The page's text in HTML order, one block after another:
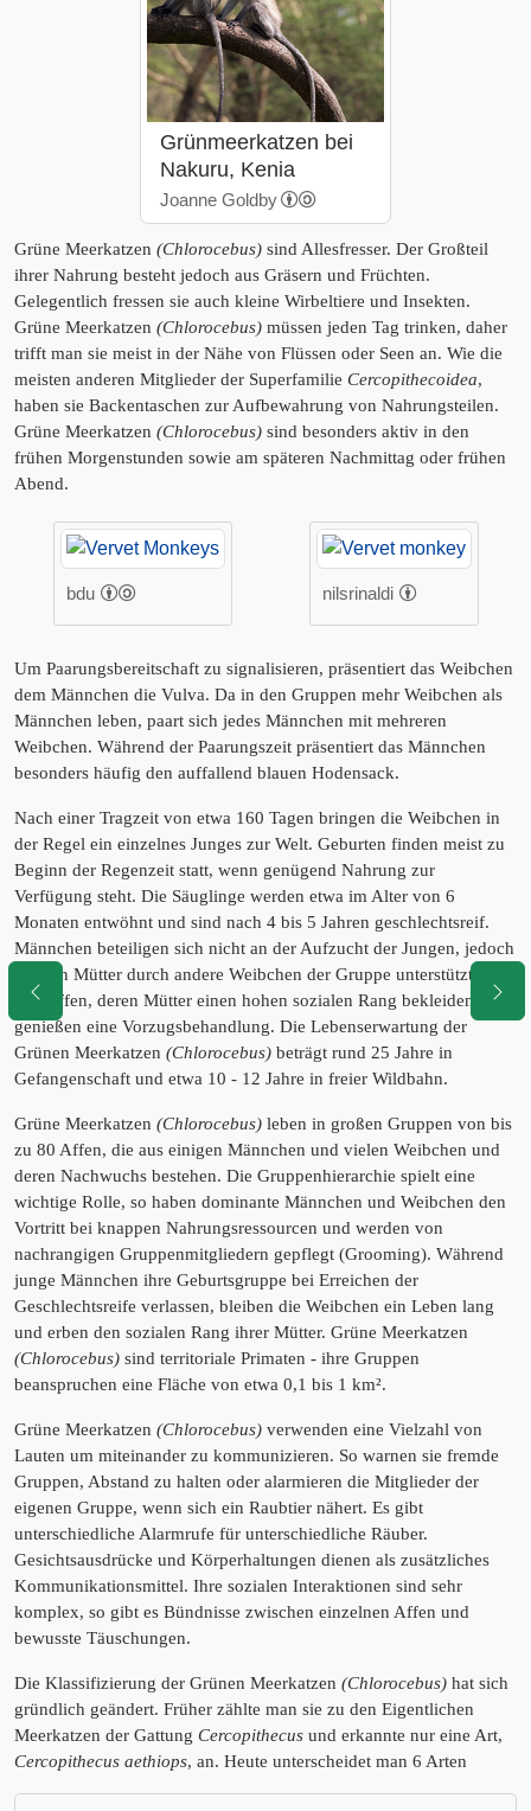
Grünmeerkatzen bei
Nakuru, Kenia
Joanne Goldby
Grüne Meerkatzen (Chlorocebus) sind Allesfresser. Der Großteil
ihrer Nahrung besteht jedoch aus Gräsern und Früchten.
Gelegentlich fressen sie auch kleine Wirbeltiere und Insekten.
Grüne Meerkatzen (Chlorocebus) müssen jeden Tag trinken, daher
trifft man sie meist in der Nähe von Flüssen oder Seen an. Wie die
meisten anderen Mitglieder der Superfamilie Cercopithecoidea,
haben sie Backentaschen zur Aufbewahrung von Nahrungsteilen.
Grüne Meerkatzen (Chlorocebus) sind besonders aktiv in den
frühen Morgenstunden sowie am späteren Nachmittag oder frühen
Abend.
bdu nilsrinaldi
Um Paarungsbereitschaft zu signalisieren, präsentiert das Weibchen
dem Männchen die Vulva. Da in den Gruppen mehr Weibchen als
Männchen leben, paart sich jedes Männchen mit mehreren
Weibchen. Während der Paarungszeit präsentiert das Männchen
besonders häufig den auffallend blauen Hodensack.
Nach einer Tragzeit von etwa 160 Tagen bringen die Weibchen in
der Regel ein einzelnes Junges zur Welt. Geburten finden meist zu
Beginn der Regenzeit statt, wenn genügend Nahrung zur
Verfügung steht. Die Säuglinge werden etwa im Alter von 6
Monaten entwöhnt und sind nach 4 bis 5 Jahren geschlechtsreif.
Männchen beteiligen sich nicht an der Aufzucht der Jungen, jedoch
werden Mütter durch andere Weibchen der Gruppe unterstützt.
Jungaffen, deren Mütter einen hohen sozialen Rang bekleiden,
genießen eine Vorzugsbehandlung. Die Lebenserwartung der
Grünen Meerkatzen (Chlorocebus) beträgt rund 25 Jahre in
Gefangenschaft und etwa 10 - 12 Jahre in freier Wildbahn.
Grüne Meerkatzen (Chlorocebus) leben in großen Gruppen von bis
zu 80 Affen, die aus einigen Männchen und vielen Weibchen und
deren Nachwuchs bestehen. Die Gruppenhierarchie spielt eine
wichtige Rolle, so haben dominante Männchen und Weibchen den
Vortritt bei knappen Nahrungsressourcen und werden von
nachrangigen Gruppenmitgliedern gepflegt (Grooming). Während
junge Männchen ihre Geburtsgruppe bei Erreichen der
Geschlechtsreife verlassen, bleiben die Weibchen ein Leben lang
und erben den sozialen Rang ihrer Mütter. Grüne Meerkatzen
(Chlorocebus) sind territoriale Primaten - ihre Gruppen
beanspruchen eine Fläche von etwa 0,1 bis 1 km².
Grüne Meerkatzen (Chlorocebus) verwenden eine Vielzahl von
Lauten um miteinander zu kommunizieren. So warnen sie fremde
Gruppen, Abstand zu halten oder alarmieren die Mitglieder der
eigenen Gruppe, wenn sich ein Raubtier nähert. Es gibt
unterschiedliche Alarmrufe für unterschiedliche Räuber.
Gesichtsausdrücke und Körperhaltungen dienen als zusätzliches
Kommunikationsmittel. Ihre sozialen Interaktionen sind sehr
komplex, so gibt es Bündnisse zwischen einzelnen Affen und
bewusste Täuschungen.
Die Klassifizierung der Grünen Meerkatzen (Chlorocebus) hat sich
gründlich geändert. Früher zählte man sie zu den Eigentlichen
Meerkatzen der Gattung Cercopithecus und erkannte nur eine Art,
Cercopithecus aethiops, an. Heute unterscheidet man 6 Arten